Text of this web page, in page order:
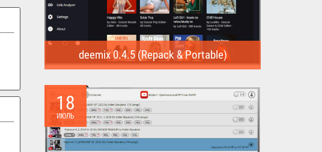
deemix 0.4.5 (Repack & Portable)
скачивать треки...
18
ИЮЛЬ